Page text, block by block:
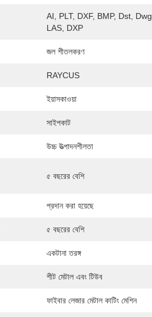
AI, PLT, DXF, BMP, Dst, Dwg,
LAS, DXP
জল শীতলকরণ
RAYCUS
ইয়াসকাওয়া
সাইপকাট
উচ্চ উত্পাদনশীলতা
৫ বছরের বেশি
প্রদান করা হয়েছে
৫ বছরের বেশি
একটানা তরঙ্গ
শীট মেটাল এবং টিউব
ফাইবার লেজার মেটাল কাটিং মেশিন